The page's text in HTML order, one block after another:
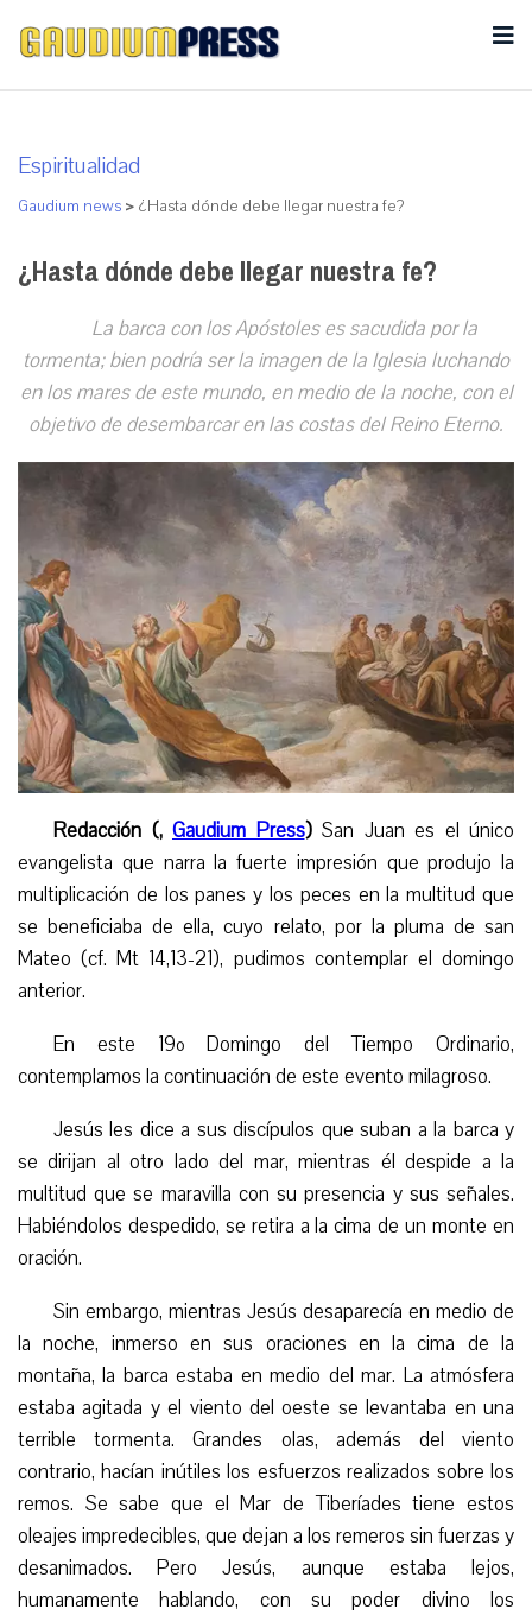
Espiritualidad
Gaudium news > ¿Hasta dónde debe llegar nuestra fe?
¿Hasta dónde debe llegar nuestra fe?
La barca con los Apóstoles es sacudida por la
tormenta; bien podría ser la imagen de la Iglesia luchando
en los mares de este mundo, en medio de la noche, con el
objetivo de desembarcar en las costas del Reino Eterno.
Redacción (, Gaudium Press)San Juan es el único
evangelista que narra la fuerte impresión que produjo la
multiplicación de los panes y los peces en la multitud que
se beneficiaba de ella, cuyo relato, por la pluma de san
Mateo (cf. Mt 14,13-21), pudimos contemplar el domingo
anterior.
En este 19º Domingo del Tiempo Ordinario,
contemplamos la continuación de este evento milagroso.
Jesús les dice a sus discípulos que suban a la barca y
se dirijan al otro lado del mar, mientras él despide a la
multitud que se maravilla con su presencia y sus señales.
Habiéndolos despedido, se retira a la cima de unmonte en
oración.
Sin embargo, mientras Jesús desaparecía en medio de
la noche, inmerso en sus oraciones en la cima de la
montaña, la barca estaba en medio del mar. La atmósfera
estaba agitada y el viento del oeste se levantaba en una
terrible tormenta. Grandes olas, además del viento
contrario, hacían inútiles los esfuerzos realizados sobre los
remos. Se sabe que el Mar de Tiberíades tiene estos
oleajes impredecibles, que dejan a los remeros sin fuerzas y
desanimados. Pero Jesús, aunque estaba lejos,
humanamente hablando, con su poder divino los